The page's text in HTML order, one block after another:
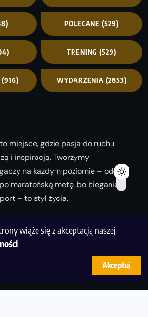
wiąże się z akceptacją naszej
Akceptuj
POLECANE (529)
TRENING (529)
(916) WYDARZENIA (2853)
miejsce, gdzie pasja do ruchu
i inspiracją. Tworzymy
na każdym poziomie – od
maratońską metę, bo bieganie
– to styl życia.
swoją najlepszą wersję!